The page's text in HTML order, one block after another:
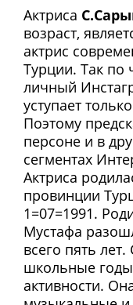
Актриса
возраст,
актрис
Турции. Так по
личный
уступает
Поэтому
персоне и в
сегментах
Актриса
провинции
1=07=1991.
Мустафа
всего пять
школьные
активности.